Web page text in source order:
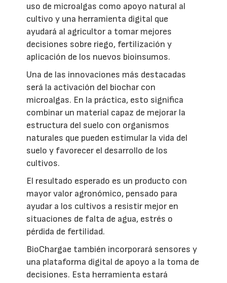
uso de microalgas como apoyo natural al
cultivo y una herramienta digital que
ayudará al agricultor a tomar mejores
decisiones sobre riego, fertilización y
aplicación de los nuevos bioinsumos.
Una de las innovaciones más destacadas
será la activación del biochar con
microalgas. En la práctica, esto significa
combinar un material capaz de mejorar la
estructura del suelo con organismos
naturales que pueden estimular la vida del
suelo y favorecer el desarrollo de los
cultivos.
El resultado esperado es un producto con
mayor valor agronómico, pensado para
ayudar a los cultivos a resistir mejor en
situaciones de falta de agua, estrés o
pérdida de fertilidad.
BioChargae también incorporará sensores y
una plataforma digital de apoyo a la toma de
decisiones. Esta herramienta estará